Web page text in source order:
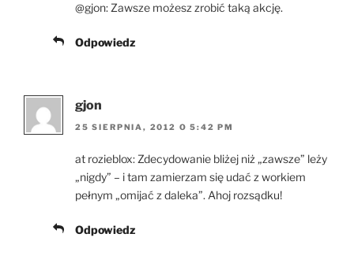
@gjon: Zawsze możesz zrobić taką akcję.
Odpowiedz
gjon
25 SIERPNIA, 2012 O 5:42 PM
at rozieblox: Zdecydowanie bliżej niż „zawsze” leży
„nigdy” – i tam zamierzam się udać z workiem
pełnym „omijać z daleka”. Ahoj rozsądku!
Odpowiedz